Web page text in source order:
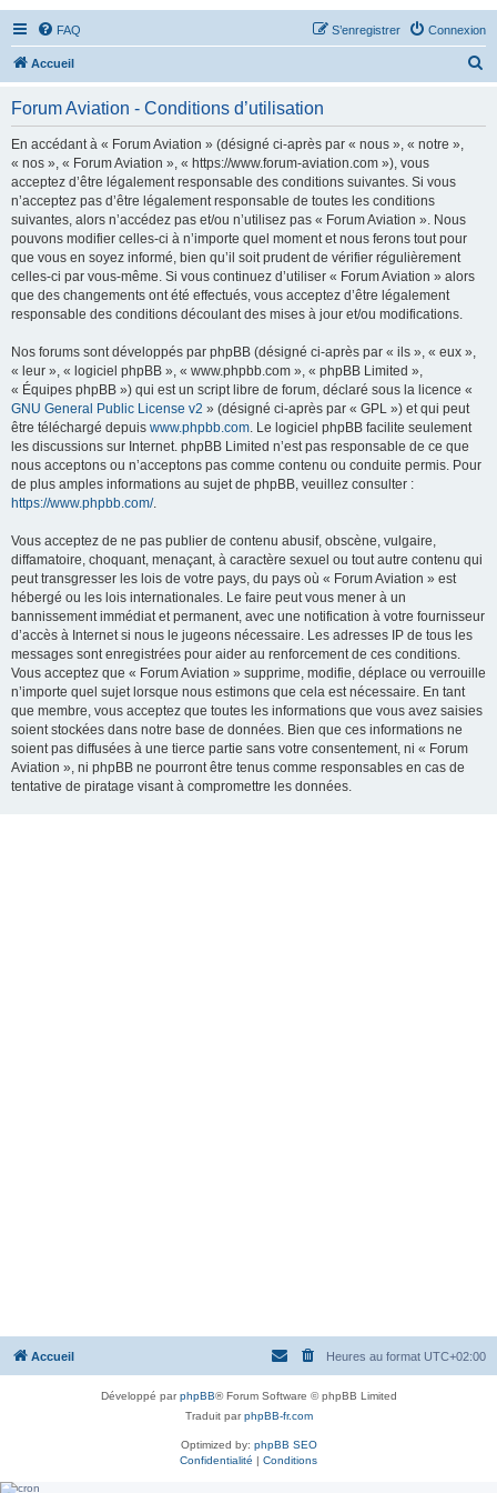
FAQ Connexion
S’enregistrer
Accueil
Forum Aviation - Conditions d’utilisation
En accédant à « Forum Aviation » (désigné ci-après par « nous », « notre »,
« nos », « Forum Aviation », « https://www.forum-aviation.com »), vous
acceptez d’être légalement responsable des conditions suivantes. Si vous
n’acceptez pas d’être légalement responsable de toutes les conditions
suivantes, alors n’accédez pas et/ou n’utilisez pas « Forum Aviation ». Nous
pouvons modifier celles-ci à n’importe quel moment et nous ferons tout pour
que vous en soyez informé, bien qu’il soit prudent de vérifier régulièrement
celles-ci par vous-même. Si vous continuez d’utiliser « Forum Aviation » alors
que des changements ont été effectués, vous acceptez d’être légalement
responsable des conditions découlant des mises à jour et/ou modifications.
Nos forums sont développés par phpBB (désigné ci-après par « ils », « eux »,
« leur », « logiciel phpBB », « www.phpbb.com », « phpBB Limited »,
« Équipes phpBB ») qui est un script libre de forum, déclaré sous la licence «
GNU General Public License v2 » (désigné ci-après par « GPL ») et qui peut
être téléchargé depuis www.phpbb.com. Le logiciel phpBB facilite seulement
les discussions sur Internet. phpBB Limited n’est pas responsable de ce que
nous acceptons ou n’acceptons pas comme contenu ou conduite permis. Pour
de plus amples informations au sujet de phpBB, veuillez consulter :
https://www.phpbb.com/.
Vous acceptez de ne pas publier de contenu abusif, obscène, vulgaire,
diffamatoire, choquant, menaçant, à caractère sexuel ou tout autre contenu qui
peut transgresser les lois de votre pays, du pays où « Forum Aviation » est
hébergé ou les lois internationales. Le faire peut vous mener à un
bannissement immédiat et permanent, avec une notification à votre fournisseur
d’accès à Internet si nous le jugeons nécessaire. Les adresses IP de tous les
messages sont enregistrées pour aider au renforcement de ces conditions.
Vous acceptez que « Forum Aviation » supprime, modifie, déplace ou verrouille
n’importe quel sujet lorsque nous estimons que cela est nécessaire. En tant
que membre, vous acceptez que toutes les informations que vous avez saisies
soient stockées dans notre base de données. Bien que ces informations ne
soient pas diffusées à une tierce partie sans votre consentement, ni « Forum
Aviation », ni phpBB ne pourront être tenus comme responsables en cas de
tentative de piratage visant à compromettre les données.
Accueil Heures au format UTC+02:00
Développé parphpBB® Forum Software © phpBB Limited
Traduit parphpBB-fr.com
Optimized by: phpBB SEO
Confidentialité | Conditions